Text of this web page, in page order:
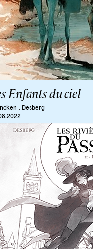
Enfants du ciel
. Desberg